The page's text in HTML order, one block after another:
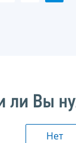
ли Вы
Нет